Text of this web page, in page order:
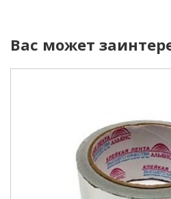
Вас может
область применения :
для проклеивания стыков и
теплопотерь при проведении